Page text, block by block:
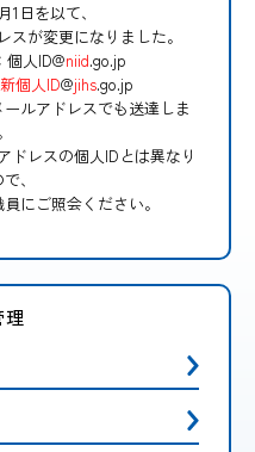
1日を以て、
が変更になりました。
人ID@niid.go.jp
新個人ID@jihs.go.jp
ルアドレスでも送達しま
ドレスの個人IDとは異なり
、
にご照会ください。